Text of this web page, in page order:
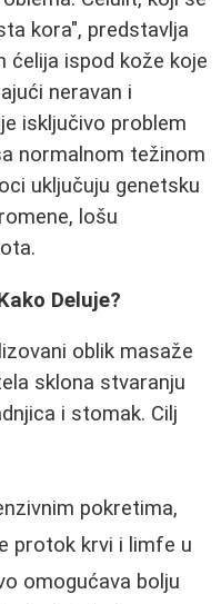
kora", predstavlja
ćelija ispod kože koje
neravan i
isključivo problem
normalnom težinom
uključuju genetsku
lošu
Deluje?
oblik masaže
sklona stvaranju
i stomak. Cilj
pokretima,
protok krvi i limfe u
omogućava bolju